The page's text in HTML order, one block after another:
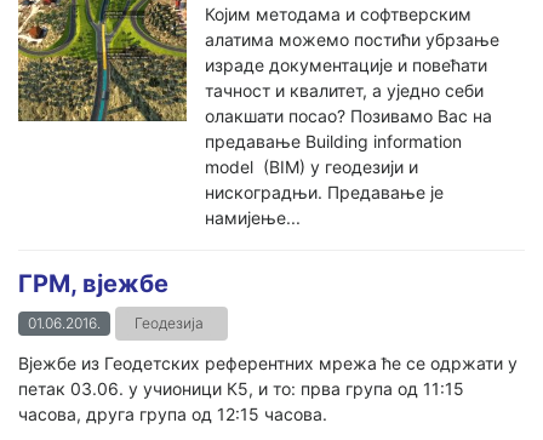
Којим методама и софтверским
алатима можемо постићи убрзање
израде документације и повећати
тачност и квалитет, а уједно себи
олакшати посао? Позивамо Вас на
предавање Building information
model (BIM) у геодезији и
нискоградњи. Предавање је
намијење...
ГРМ, вјежбе
01.06.2016. Геодезија
Вјежбе из Геодетских референтних мрежа ће се одржати у
петак 03.06. у учионици К5, и то: прва група од 11:15
часова, друга група од 12:15 часова.